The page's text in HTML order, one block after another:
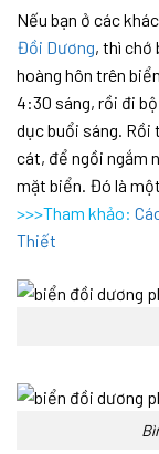
Nếu bạn ở các
Đồi Dương, thì chớ
hoàng hôn trên
4:30 sáng, rồi đi
dục buổi sáng.
cát, để ngồi ngắm
mặt biển. Đó là
>>>Tham khảo:
Thiết